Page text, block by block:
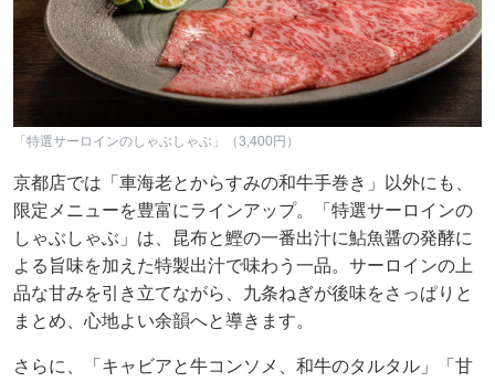
「特選サーロインのしゃぶしゃぶ」（3,400円）
京都店では「車海老とからすみの和牛手巻き」以外にも、
限定メニューを豊富にラインアップ。「特選サーロインの
しゃぶしゃぶ」は、昆布と鰹の一番出汁に鮎魚醤の発酵に
よる旨味を加えた特製出汁で味わう一品。サーロインの上
品な甘みを引き立てながら、九条ねぎが後味をさっぱりと
まとめ、心地よい余韻へと導きます。
さらに、「キャビアと牛コンソメ、和牛のタルタル」「甘